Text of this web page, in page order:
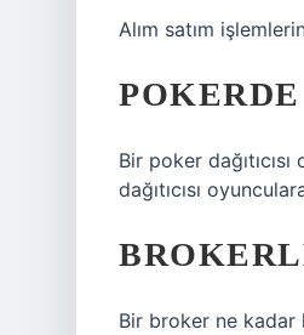
Alım satım
Bir poker
dağıtıcısı
Bir broker ne kadar